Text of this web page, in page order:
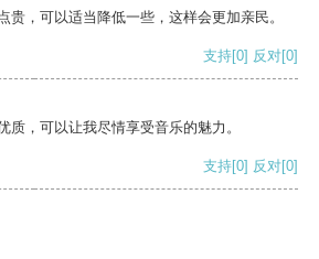
贵，可以适当降低一些，这样会更加亲民。
支持[0] 反对[0]
质，可以让我尽情享受音乐的魅力。
支持[0] 反对[0]